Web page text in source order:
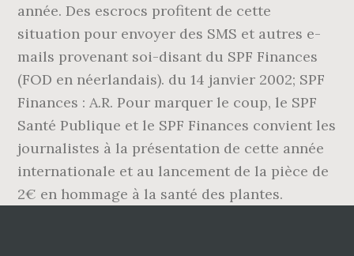
année. Des escrocs profitent de cette
situation pour envoyer des SMS et autres e-
mails provenant soi-disant du SPF Finances
(FOD en néerlandais). du 14 janvier 2002; SPF
Finances : A.R. Pour marquer le coup, le SPF
Santé Publique et le SPF Finances convient les
journalistes à la présentation de cette année
internationale et au lancement de la pièce de
2€ en hommage à la santé des plantes.